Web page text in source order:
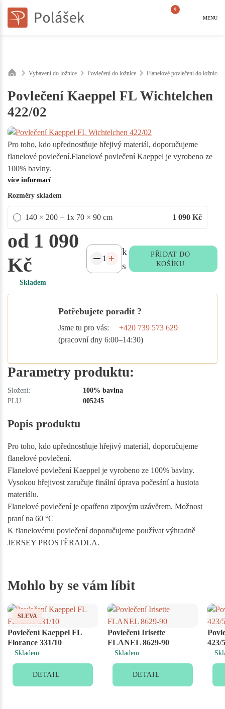
0
MENU
Vybavení do ložnice Povlečení do ložnice Flanelové povlečení do ložnice
Povlečení Kaeppel FL Wichtelchen
422/02
Pro toho, kdo upřednostňuje hřejivý materiál, doporučujeme
flanelové povlečení.Flanelové povlečení Kaeppel je vyrobeno ze
100% bavlny.
více informací
Rozměry skladem
140 × 200 + 1x 70 × 90 cm 1 090 Kč
od 1 090
Kč
Skladem
k
s
PŘIDAT DO
KOŠÍKU
Potřebujete poradit ?
Jsme tu pro vás:
+420 739 573 629
(pracovní dny 6:00–14:30)
Parametry produktu:
Složení:
100% bavlna
PLU:
005245
Popis produktu
Pro toho, kdo upřednostňuje hřejivý materiál, doporučujeme
flanelové povlečení.
Flanelové povlečení Kaeppel je vyrobeno ze 100% bavlny.
Vysokou hřejivost zaručuje finální úprava počesání a hustota
materiálu.
Flanelové povlečení je opatřeno zipovým uzávěrem. Možnost
praní na 60 °C
K flanelovému povlečení doporučujeme používat výhradně
JERSEY PROSTĚRADLA.
Mohlo by se vám líbit
SLEVA
Povlečení Kaeppel FL
Florance 331/10
Skladem
DETAIL
Povlečení Irisette
FLANEL 8629-90
Skladem
DETAIL
423/